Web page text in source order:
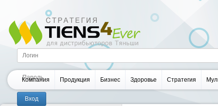
Компания Продукция Бизнес Здоровье Стратегия